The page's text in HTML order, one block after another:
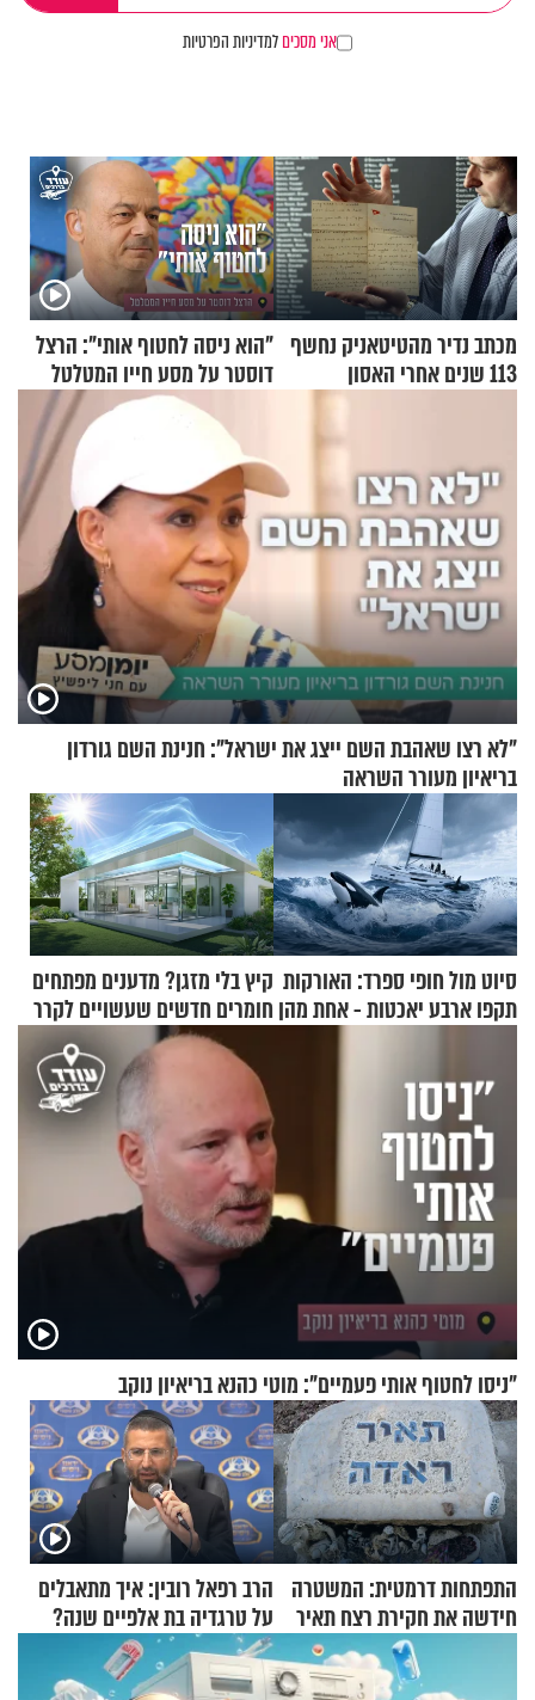
אני מסכיםלמדיניות הפרטיות
מכתב נדיר מהטיטאניק נחשף
113 שנים אחרי האסון
"הוא ניסה לחטוף אותי": הרצל
דוסטר על מסע חייו המטלטל
"לא רצו שאהבת השם ייצג את ישראל": חנינת השם גורדון
בריאיון מעורר השראה
סיוט מול חופי ספרד: האורקות
תקפו ארבע יאכטות - אחת מהן
קיץ בלי מזגן? מדענים מפתחים
חומרים חדשים שעשויים לקרר
"ניסו לחטוף אותי פעמיים": מוטי כהנא בריאיון נוקב
התפתחות דרמטית: המשטרה
חידשה את חקירת רצח תאיר
הרב רפאל רובין: איך מתאבלים
על טרגדיה בת אלפיים שנה?